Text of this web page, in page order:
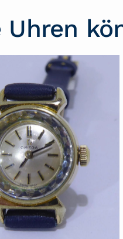
Uhren
- WG
für elegante Stunden.